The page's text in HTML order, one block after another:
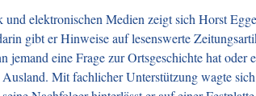
elektronischen Medien zeigt sich Horst
gibt er Hinweise auf lesenswerte
jemand eine Frage zur Ortsgeschichte hat
Mit fachlicher Unterstützung wagte